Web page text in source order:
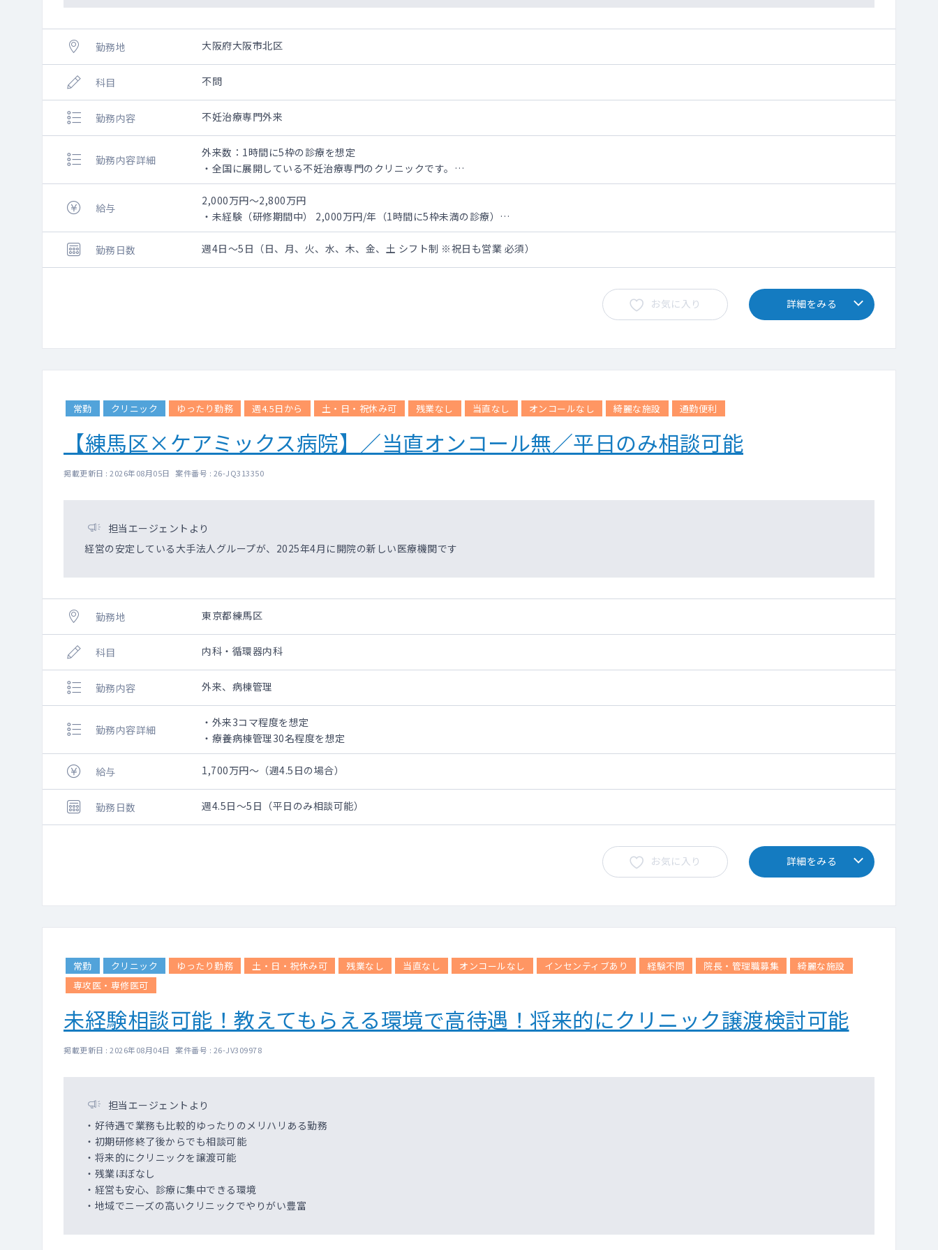
勤務地 大阪府大阪市北区
科目 不問
勤務内容 不妊治療専門外来
勤務内容詳細
外来数：1時間に5枠の診療を想定
・全国に展開している不妊治療専門のクリニックです。
・経験豊富な医師による教育プログラム制度あるため、
産婦人科・泌尿器科以外の方、初期研修修了後のどの科に進もうか迷われている方も大歓迎です。
未経験入職→【3か月後】一般不妊の診療開始→【6か月後】高度不妊の診療開始
給与
2,000万円～2,800万円
・未経験（研修期間中） 2,000万円/年（1時間に5枠未満の診療）
・一般不妊治療可 2,300万円/年（1時間に5枠の診療）
・高度不妊治療可（ART）2,800万円/年（1時間に5枠の診療）
勤務日数 週4日～5日（日、月、火、水、木、金、土 シフト制 ※祝日も営業 必須）
お気に入り 詳細をみる
常勤 クリニック ゆったり勤務 週4.5日から 土・日・祝休み可 残業なし 当直なし オンコールなし 綺麗な施設 通勤便利
【練馬区×ケアミックス病院】／当直オンコール無／平日のみ相談可能
掲載更新日 : 2026年08月05日 案件番号 : 26-JQ313350
担当エージェントより
経営の安定している大手法人グループが、2025年4月に開院の新しい医療機関です
勤務地 東京都練馬区
科目 内科・循環器内科
勤務内容 外来、病棟管理
勤務内容詳細
・外来3コマ程度を想定
・療養病棟管理30名程度を想定
給与 1,700万円～（週4.5日の場合）
勤務日数 週4.5日～5日（平日のみ相談可能）
お気に入り 詳細をみる
常勤 クリニック ゆったり勤務 土・日・祝休み可 残業なし 当直なし オンコールなし インセンティブあり 経験不問 院長・管理職募集
綺麗な施設
専攻医・専修医可
未経験相談可能！教えてもらえる環境で高待遇！将来的にクリニック譲渡検討可能
掲載更新日 : 2026年08月04日 案件番号 : 26-JV309978
担当エージェントより
・好待遇で業務も比較的ゆったりのメリハリある勤務
・初期研修終了後からでも相談可能
・将来的にクリニックを譲渡可能
・残業ほぼなし
・経営も安心、診療に集中できる環境
・地域でニーズの高いクリニックでやりがい豊富